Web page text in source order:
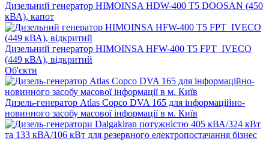
Дизельний генератор HIMOINSA HDW-400 T5 DOOSAN (450
кВА), капот
Дизельний генератор HIMOINSA HFW-400 T5 FPT_IVECO
(449 кВА), відкритий
Об'єкти
Дизель-генератор Atlas Copco DVA 165 для інформаційно-
новинного засобу масової інформації в м. Київ